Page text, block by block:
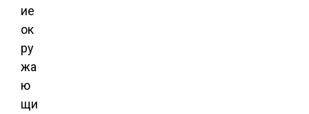
ие
ок
ру
жа
ю
щи